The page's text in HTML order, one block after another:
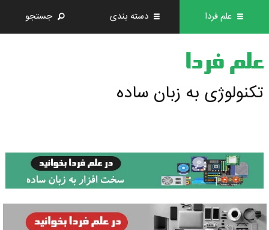
علم فردا دسته بندی جستجو
علم فردا
تکنولوژی به زبان ساده